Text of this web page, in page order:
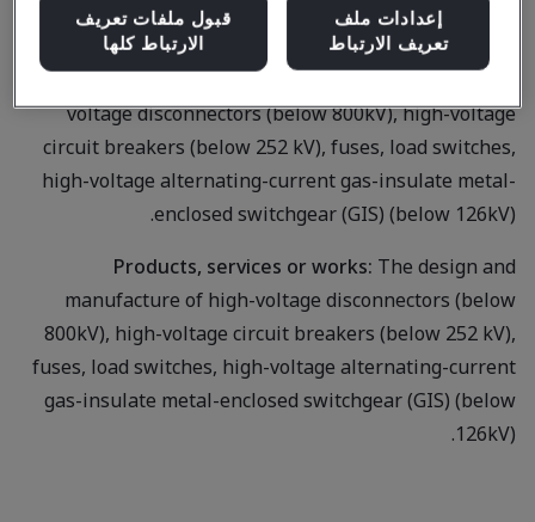
Business scope:The design and manufacture of high-
voltage disconnectors (below 800kV), high-voltage
circuit breakers (below 252 kV), fuses, load switches,
high-voltage alternating-current gas-insulate metal-
enclosed switchgear (GIS) (below 126kV).
Products, services or works:The design and
manufacture of high-voltage disconnectors (below
800kV), high-voltage circuit breakers (below 252 kV),
fuses, load switches, high-voltage alternating-current
gas-insulate metal-enclosed switchgear (GIS) (below
126kV).
إعدادات ملف
تعريف الارتباط
قبول ملفات تعريف
الارتباط كلها